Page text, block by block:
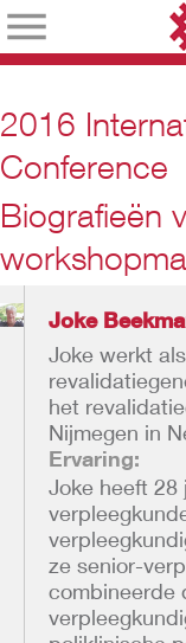
2016
Conference
Biografieën
Joke
Joke werkt
het
Nijmegen in
Ervaring:
Joke heeft 28
ze senior-
combineerde